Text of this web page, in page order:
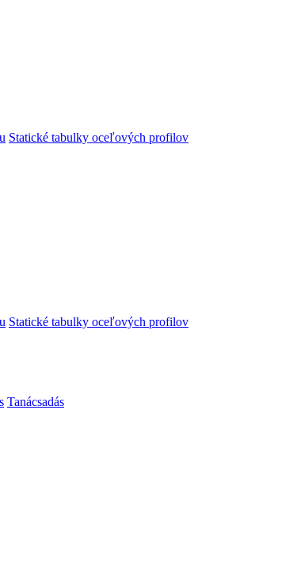
Statické tabulky oceľových profilov
Statické tabulky oceľových profilov
Tanácsadás